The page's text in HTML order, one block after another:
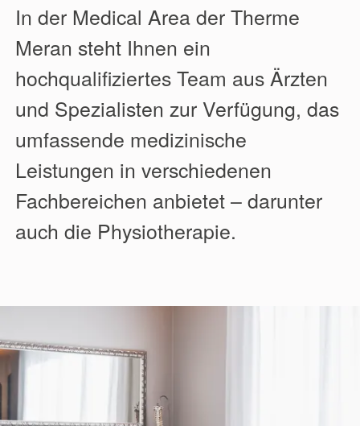
In der Medical Area der Therme
Meran steht Ihnen ein
hochqualifiziertes Team aus Ärzten
und Spezialisten zur Verfügung, das
umfassende medizinische
Leistungen in verschiedenen
Fachbereichen anbietet – darunter
auch die Physiotherapie.